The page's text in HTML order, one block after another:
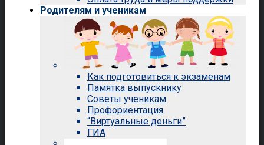
Родителям и ученикам
Как подготовиться к экзаменам
Памятка выпускнику
Советы ученикам
Профориентация
“Виртуальные деньги”
ГИА